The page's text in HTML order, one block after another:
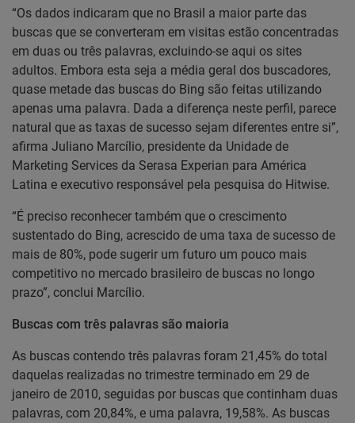
“Os dados indicaram que no Brasil a maior parte das
buscas que se converteram em visitas estão concentradas
em duas ou três palavras, excluindo-se aqui os sites
adultos. Embora esta seja a média geral dos buscadores,
quase metade das buscas do Bing são feitas utilizando
apenas uma palavra. Dada a diferença neste perfil, parece
natural que as taxas de sucesso sejam diferentes entre si”,
afirma Juliano Marcílio, presidente da Unidade de
Marketing Services da Serasa Experian para América
Latina e executivo responsável pela pesquisa do Hitwise.
“É preciso reconhecer também que o crescimento
sustentado do Bing, acrescido de uma taxa de sucesso de
mais de 80%, pode sugerir um futuro um pouco mais
competitivo no mercado brasileiro de buscas no longo
prazo”, conclui Marcílio.
Buscas com três palavras são maioria
As buscas contendo três palavras foram 21,45% do total
daquelas realizadas no trimestre terminado em 29 de
janeiro de 2010, seguidas por buscas que continham duas
palavras, com 20,84%, e uma palavra, 19,58%. As buscas